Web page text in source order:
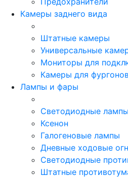
Камеры заднего вида
Штатные камеры
Универсальные
Мониторы для
Камеры для
Лампы и фары
Светодиодные лампы
Ксенон
Галогеновые лампы
Дневные ходовые
Светодиодные
Штатные